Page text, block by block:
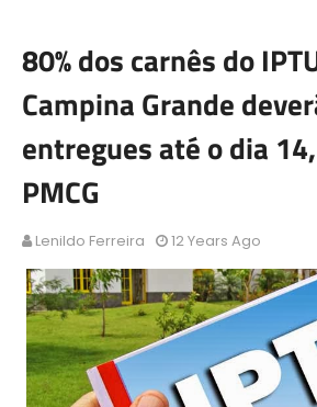
80% dos carnês do
Campina Grande
entregues até o dia
PMCG
Lenildo Ferreira 12 Years Ago